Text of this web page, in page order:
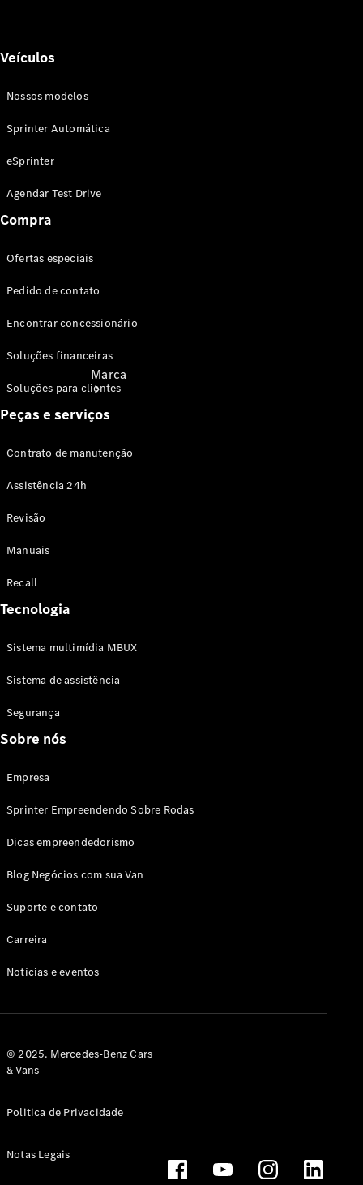
Peças
lubrificantes
Marca
logística
Social
Veículos
Nossos modelos
Sprinter Automática
eSprinter
Agendar Test Drive
Compra
Ofertas especiais
Pedido de contato
Encontrar concessionário
Soluções financeiras
Soluções para clientes
Peças e serviços
Contrato de manutenção
Assistência 24h
Revisão
Manuais
Recall
Tecnologia
Sistema multimídia MBUX
Sistema de assistência
Segurança
Sobre nós
Empresa
Sprinter Empreendendo Sobre Rodas
Dicas empreendedorismo
Blog Negócios com sua Van
Suporte e contato
Carreira
Notícias e eventos
© 2025. Mercedes-Benz Cars
& Vans
Politica de Privacidade
Notas Legais